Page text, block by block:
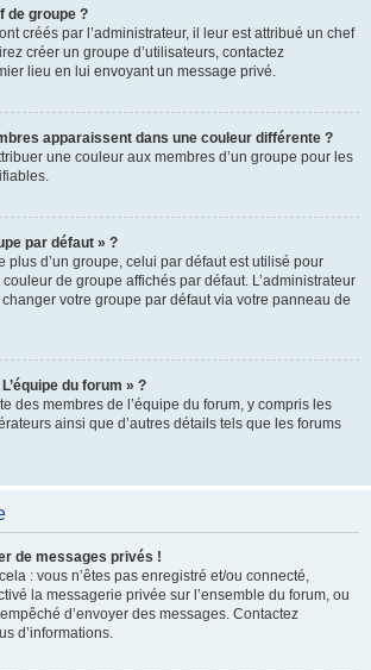
de groupe ?
créés par l’administrateur, il leur est attribué un chef
créer un groupe d’utilisateurs, contactez
lieu en lui envoyant un message privé.
apparaissent dans une couleur différente ?
une couleur aux membres d’un groupe pour les
par défaut » ?
plus d’un groupe, celui par défaut est utilisé pour
de groupe affichés par défaut. L’administrateur
votre groupe par défaut via votre panneau de
du forum » ?
des membres de l’équipe du forum, y compris les
ainsi que d’autres détails tels que les forums
de messages privés !
: vous n’êtes pas enregistré et/ou connecté,
la messagerie privée sur l’ensemble du forum, ou
d’envoyer des messages. Contactez
d’informations.